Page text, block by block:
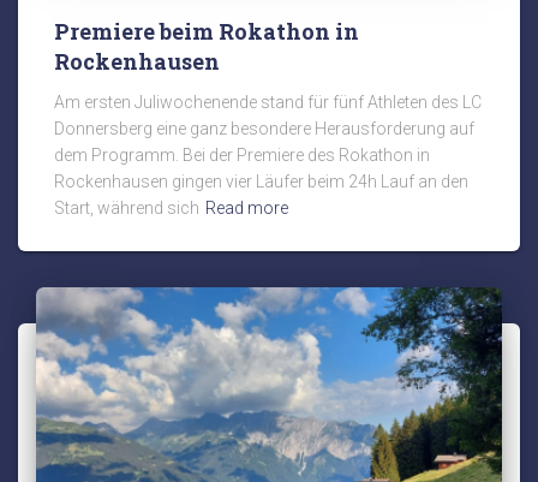
Premiere beim Rokathon in
Rockenhausen
Am ersten Juliwochenende stand für fünf Athleten des LC
Donnersberg eine ganz besondere Herausforderung auf
dem Programm. Bei der Premiere des Rokathon in
Rockenhausen gingen vier Läufer beim 24h Lauf an den
Start, während sich Read more